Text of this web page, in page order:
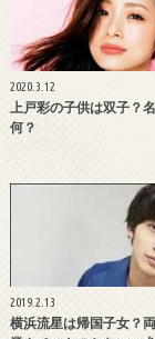
2020.3.12
上戸彩の子供は双子？
何？
2019.2.13
横浜流星は帰国子女？